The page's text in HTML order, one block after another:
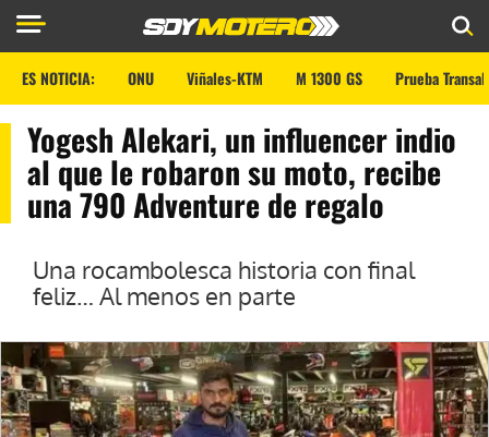
ES NOTICIA: ONU Viñales-KTM M 1300 GS Prueba
Yogesh Alekari, un influencer indio
al que le robaron su moto, recibe
una 790 Adventure de regalo
Una rocambolesca historia con final
feliz… Al menos en parte